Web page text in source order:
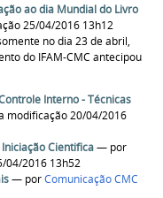
ao dia Mundial do Livro
25/04/2016 13h12
no dia 23 de abril,
do IFAM-CMC antecipou
Interno - Técnicas
modificação 20/04/2016
Cientifica— por
04/2016 13h52
— porComunicação CMC